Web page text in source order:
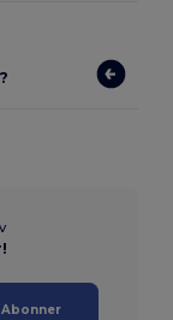
Abonner